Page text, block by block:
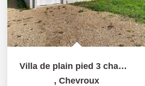
Villa de plain pied 3 chambres + Garage - 01190 CHEVROUX
, Chevroux